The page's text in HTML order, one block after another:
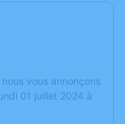
vous annonçons
01 juillet 2024 à